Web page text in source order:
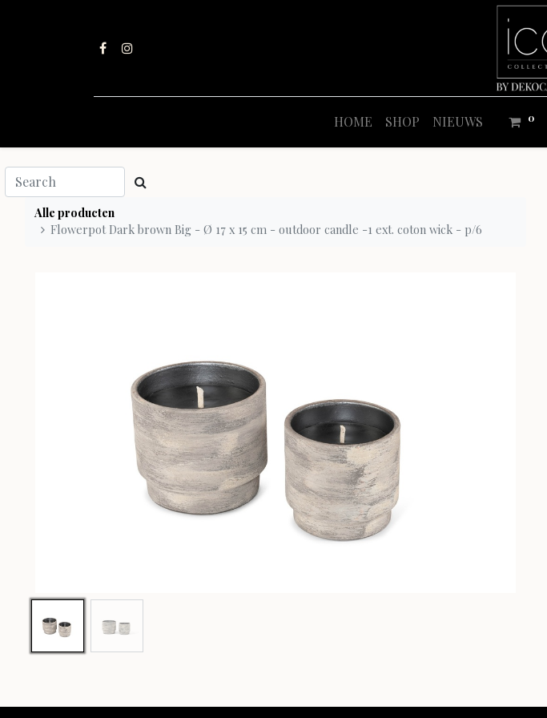
HOME SHOP NIEUWS 0
Alle producten
Flowerpot Dark brown Big - Ø 17 x 15 cm - outdoor candle -1 ext. coton wick - p/6